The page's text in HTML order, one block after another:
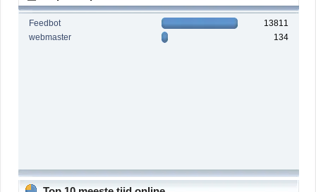
Feedbot
13811
webmaster
134